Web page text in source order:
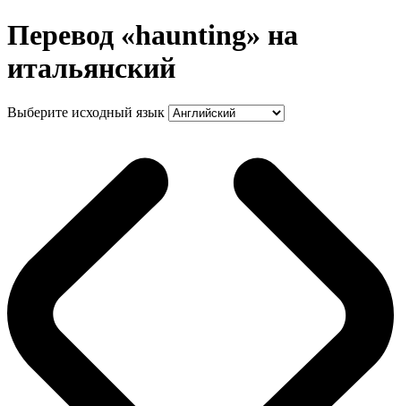
Перевод «haunting» на
итальянский
Выберите исходный язык